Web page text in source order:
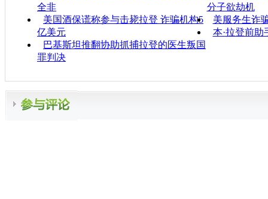
全非
分子欲劫机
美国酒保谎称参与击毙拉登 诈骗机构5
亿美元
美服务生诈
本·拉登前助
巴基斯坦推翻协助抓捕拉登的医生叛国
罪判决